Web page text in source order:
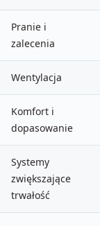
Pranie i
zalecenia
Wentylacja
Komfort i
dopasowanie
Systemy
zwiększające
trwałość